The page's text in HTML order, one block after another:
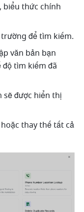
biểu thức chính
để tìm kiếm.
văn bản bạn
tìm kiếm đã
sẽ được hiển thị
thay thế tất cả